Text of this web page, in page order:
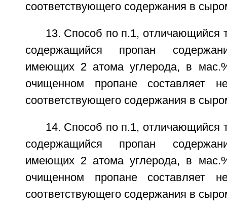
соответствующего содержания в
13. Способ по п.1, отличающийся
содержащийся пропан
имеющих 2 атома углерода, в
очищенном пропане составляет
соответствующего содержания в
14. Способ по п.1, отличающийся
содержащийся пропан
имеющих 2 атома углерода, в
очищенном пропане составляет
соответствующего содержания в